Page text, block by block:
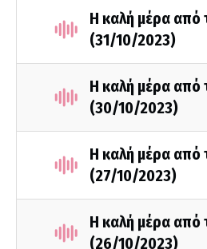
H καλή μέρα από
(31/10/2023)
Η καλή μέρα από
(30/10/2023)
Η καλή μέρα από
(27/10/2023)
Η καλή μέρα από
(26/10/2023)